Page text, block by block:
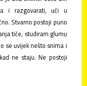
i razgovarati, ući u
Stvarno postoji puno
tiče, studiram glumu
se uvijek nešto snima i
ne staju. Ne postoji